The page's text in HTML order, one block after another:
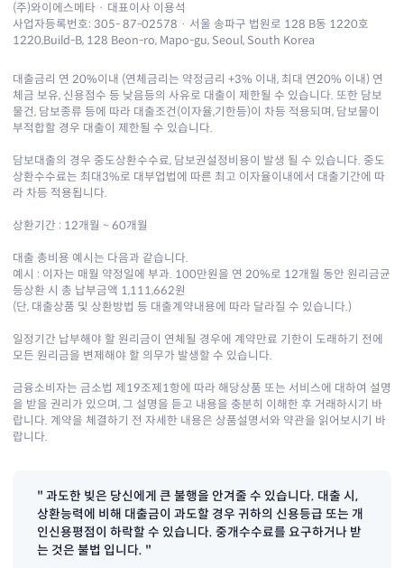
(주)와이에스메타 · 대표이사 이용석
사업자등록번호: 305- 87-02578 · 서울 송파구 법원로 128 B동 1220호
1220,Build-B, 128 Beon-ro, Mapo-gu, Seoul, South Korea
대출금리 연 20%이내 (연체금리는 약정금리 +3% 이내, 최대 연20% 이내) 연
체금 보유, 신용점수 등 낮음등의 사유로 대출이 제한될 수 있습니다. 또한 담보
물건, 담보종류 등에 따라 대출조건(이자율,기한등)이 차등 적용되며, 담보물이
부적합할 경우 대출이 제한될 수 있습니다.
담보대출의 경우 중도상환수수료, 담보권설정비용이 발생 될 수 있습니다. 중도
상환수수료는 최대3%로 대부업법에 따른 최고 이자율이내에서 대출기간에 따
라 차등 적용됩니다.
상환기간 : 12개월 ~ 60개월
대출 총비용 예시는 다음과 같습니다.
예시 : 이자는 매월 약정일에 부과. 100만원을 연 20%로 12개월 동안 원리금균
등상환 시 총 납부금액 1,111,662원
(단, 대출상품 및 상환방법 등 대출계약내용에 따라 달라질 수 있습니다.)
일정기간 납부해야 할 원리금이 연체될 경우에 계약만료 기한이 도래하기 전에
모든 원리금을 변제해야 할 의무가 발생할 수 있습니다.
금융소비자는 금소법 제19조제1항에 따라 해당상품 또는 서비스에 대하여 설명
을 받을 권리가 있으며, 그 설명을 듣고 내용을 충분히 이해한 후 거래하시기 바
랍니다. 계약을 체결하기 전 자세한 내용은 상품설명서와 약관을 읽어보시기 바
랍니다.
" 과도한 빚은 당신에게 큰 불행을 안겨줄 수 있습니다. 대출 시,
상환능력에 비해 대출금이 과도할 경우 귀하의 신용등급 또는 개
인신용평점이 하락할 수 있습니다. 중개수수료를 요구하거나 받
는 것은 불법 입니다. "